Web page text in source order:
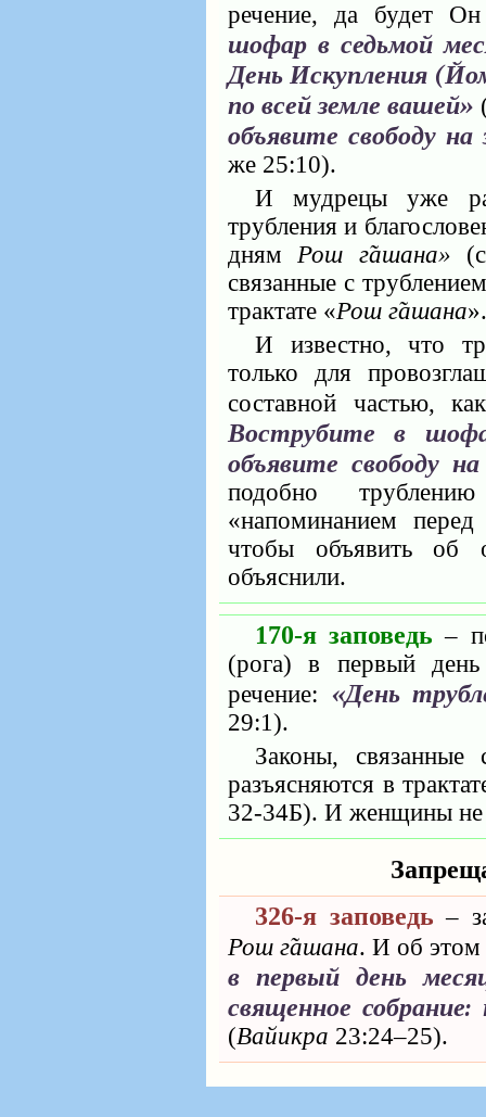
речение, да будет
шофар в седьмой
День Искупления
по всей земле вашей»
объявите свободу
же 25:10).
И мудрецы уже
трубления и
днямРош г̃ашана»
связанные с
трактате «Рош г̃ашана».
И известно, что
только для
составной частью,
Вострубите в
объявите свободу
подобно
«напоминанием
чтобы объявить об
объяснили.
170-я заповедь ‒
(рога) в первый
речение: «День
29:1).
Законы, связанные
разъясняются в
32-34Б). И женщины не
326-я заповедь ‒
Рош г̃ашана. И об этом
в первый день
священное
(Вайикра 23:24‒25).